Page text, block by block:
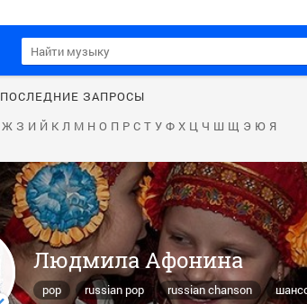
ПОСЛЕДНИЕ ЗАПРОСЫ
Ж З И Й К Л М Н О П Р С Т У Ф Х Ц Ч Ш Щ Э Ю Я
Людмила Афонина
pop russian pop russian chanson